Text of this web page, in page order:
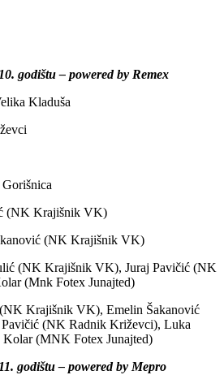
godištu – powered by Remex
Kladuša
(NK Krajišnik VK)
(NK Krajišnik VK)
(NK Krajišnik VK), Juraj Pavičić (NK
(Mnk Fotex Junajted)
Krajišnik VK), Emelin Šakanović
(NK Radnik Križevci), Luka
(MNK Fotex Junajted)
godištu – powered by Mepro